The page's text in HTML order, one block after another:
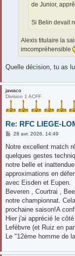
de Junior,
Si Belin devait
Alexis titulaire la
imcompréhensible
Quelle décision, tu as
jawaco
Division 1 ACFF
Re: RFC LIEGE-
M
s
a
g
28 avr. 2026, 14:49
Notre excellent match
quelques gestes
notre belle et
approximations en
avec Eisden et Eupen.
Beveren , Courtrai ,
notre championnat.
prochaine saison!A
Hier j'ai apprécié le
Lefèbvre (et Ruiz en
Le "12ème homme de